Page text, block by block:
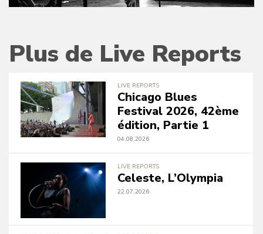
Plus de Live Reports
LIVE REPORTS
Chicago Blues
Festival 2026, 42ème
édition, Partie 1
04.08.2026
LIVE REPORTS
Celeste, L’Olympia
22.07.2026